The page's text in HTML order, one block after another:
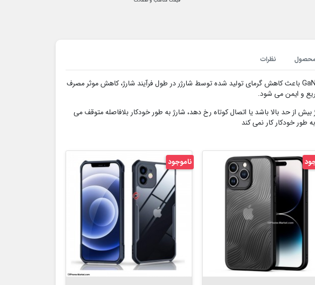
نظرات
استفاده از تراشه GaN داخلی اندازه و وزن این شارژر را کاهش می دهد، علاوه بر این، استفاده از تراشه GaN باعث کاهش گرمای تولید شده توسط شارژر در طول فرآیند شارژ، کاهش موثر مصرف
و ایمن می شود.
از حد بالا باشد یا اتصال کوتاه رخ دهد، شارژ به طور خودکار بلافاصله متوقف می
طور خودکار کار نمی کند
ناموجود